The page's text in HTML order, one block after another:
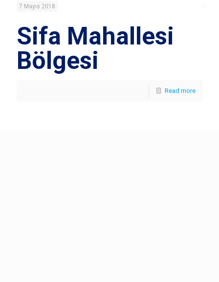
7 Mayıs 2018
Sifa Mahallesi
Bölgesi
Read more